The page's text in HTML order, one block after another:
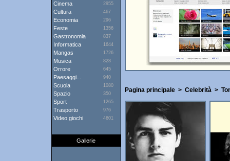
Cinema 2955
Cultura 467
Economia 296
Feste 1356
Gastronomia 837
Informatica 1644
Mangas 1726
Musica 828
Orrore 645
Paesaggi... 940
Scuola 1080
Spazio 350
Sport 1265
Trasporto 976
Video giochi 4601
Gallerie
Pagina principale> Celebrità>